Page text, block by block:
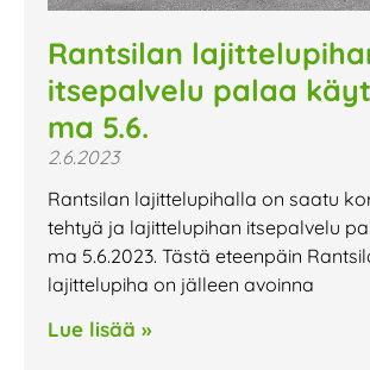
Rantsilan
itsepalvelu palaa
ma 5.6.
2.6.2023
Rantsilan lajittelupihalla on saatu
tehtyä ja lajittelupihan itsepalvelu
ma 5.6.2023. Tästä eteenpäin
lajittelupiha on jälleen avoinna
Lue lisää »